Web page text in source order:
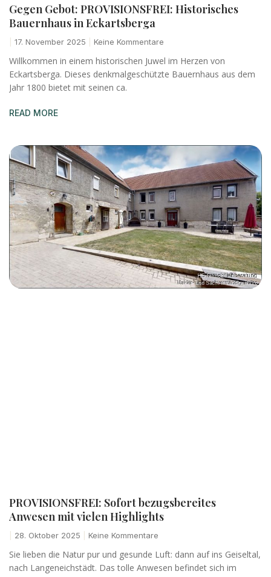
Gegen Gebot: PROVISIONSFREI: Historisches
Bauernhaus in Eckartsberga
17. November 2025 Keine Kommentare
Willkommen in einem historischen Juwel im Herzen von
Eckartsberga. Dieses denkmalgeschützte Bauernhaus aus dem
Jahr 1800 bietet mit seinen ca.
READ MORE
PROVISIONSFREI: Sofort bezugsbereites
Anwesen mit vielen Highlights
28. Oktober 2025 Keine Kommentare
Sie lieben die Natur pur und gesunde Luft: dann auf ins Geiseltal,
nach Langeneichstädt. Das tolle Anwesen befindet sich im